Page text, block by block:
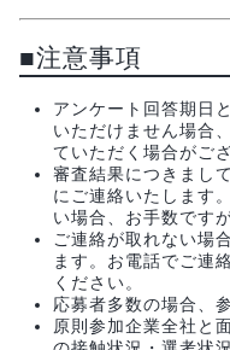
■注意事項
アンケート回答期日
いただけません場合
ていただく場合がご
審査結果につきまし
にご連絡いたします
い場合、お手数です
ご連絡が取れない場
ます。お電話でご連
ください。
応募者多数の場合、
原則参加企業全社と